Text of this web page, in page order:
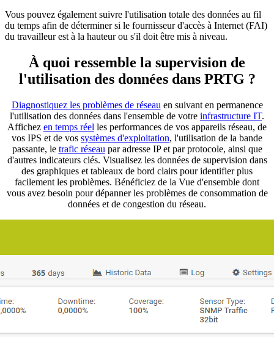
Vous pouvez également suivre l'utilisation totale des données au fil
du temps afin de déterminer si le fournisseur d'accès à Internet (FAI)
du travailleur est à la hauteur ou s'il doit être mis à niveau.
À quoi ressemble la supervision de
l'utilisation des données dans PRTG ?
Diagnostiquez les problèmes de réseau en suivant en permanence
l'utilisation des données dans l'ensemble de votre infrastructure IT.
Affichez en temps réel les performances de vos appareils réseau, de
vos IPS et de vos systèmes d'exploitation, l'utilisation de la bande
passante, le trafic réseau par adresse IP et par protocole, ainsi que
d'autres indicateurs clés. Visualisez les données de supervision dans
des graphiques et tableaux de bord clairs pour identifier plus
facilement les problèmes. Bénéficiez de la Vue d'ensemble dont
vous avez besoin pour dépanner les problèmes de consommation de
données et de congestion du réseau.